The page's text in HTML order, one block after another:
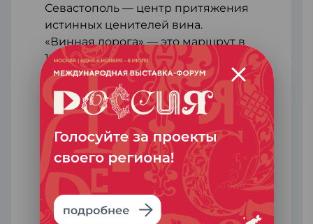
Севастополь — центр притяжения
истинных ценителей вина.
«Винная дорога» — это маршрут в
120 километров, на котором все
ценители вина могут посетить 40
винодельческих хозяйств, среди
которых «Золотая балка»,
«Инкерман», «Бельбек», «Усадьба
Магуп» и многие другие.
Гастрономический маршрут
Севастополя — это культурные
традиции, многонациональная
кухня и местное вино,